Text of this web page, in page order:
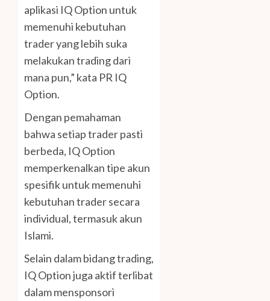
aplikasi IQ Option untuk
memenuhi kebutuhan
trader yang lebih suka
melakukan trading dari
mana pun,” kata PR IQ
Option.
Dengan pemahaman
bahwa setiap trader pasti
berbeda, IQ Option
memperkenalkan tipe akun
spesifik untuk memenuhi
kebutuhan trader secara
individual, termasuk akun
Islami.
Selain dalam bidang trading,
IQ Option juga aktif terlibat
dalam mensponsori